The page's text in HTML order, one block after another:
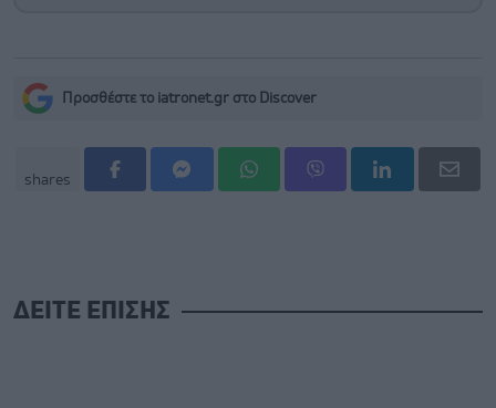
Προσθέστε το iatronet.gr στο Discover
shares
ΔΕΙΤΕ ΕΠΙΣΗΣ